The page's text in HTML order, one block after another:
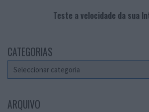
Teste a velocidade da sua
CATEGORIAS
Categorias
ARQUIVO